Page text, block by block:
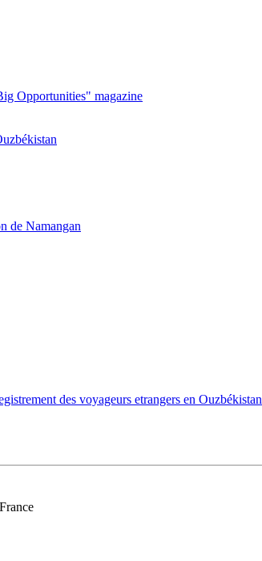
Opportunities" magazine
de Namangan
des voyageurs etrangers en Ouzbékistan